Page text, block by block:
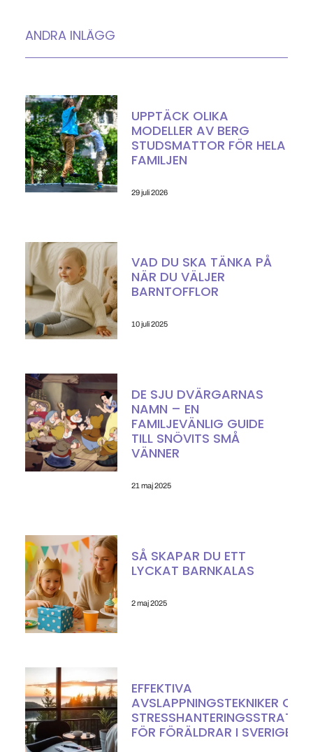
ANDRA INLÄGG
UPPTÄCK OLIKA
MODELLER AV BERG
STUDSMATTOR FÖR HELA
FAMILJEN
29 juli 2026
VAD DU SKA TÄNKA PÅ
NÄR DU VÄLJER
BARNTOFFLOR
10 juli 2025
DE SJU DVÄRGARNAS
NAMN – EN
FAMILJEVÄNLIG GUIDE
TILL SNÖVITS SMÅ
VÄNNER
21 maj 2025
SÅ SKAPAR DU ETT
LYCKAT BARNKALAS
2 maj 2025
EFFEKTIVA
AVSLAPPNINGSTEKNIKER OCH
FÖR FÖRÄLDRAR I SVERIGE